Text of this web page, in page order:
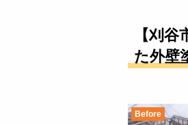
【刈
た外壁
Before